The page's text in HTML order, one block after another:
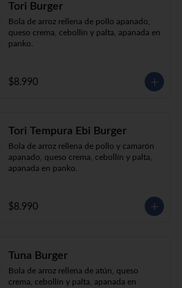
Tori Burger
Bola de arroz rellena de pollo apanado,
queso crema, cebollín y palta, apanada en
panko.
$8.990
Tori Tempura Ebi Burger
Bola de arroz rellena de pollo y camarón
apanado, queso crema, cebollín y palta,
apanada en panko.
$8.990
Tuna Burger
Bola de arroz rellena de atún, queso
crema, cebollín y palta, apanada en